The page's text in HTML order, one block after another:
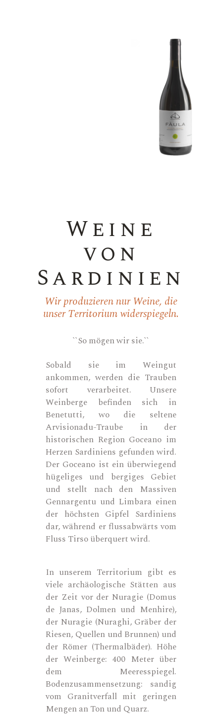
Weine
von
Sardinien
Wir produzieren nur Weine, die
unser Territorium widerspiegeln.
``So mögen wir sie.``
Sobald sie im Weingut
ankommen, werden die Trauben
sofort verarbeitet. Unsere
Weinberge befinden sich in
Benetutti, wo die seltene
Arvisionadu-Traube in der
historischen Region Goceano im
Herzen Sardiniens gefunden wird.
Der Goceano ist ein überwiegend
hügeliges und bergiges Gebiet
und stellt nach den Massiven
Gennargentu und Limbara einen
der höchsten Gipfel Sardiniens
dar, während er flussabwärts vom
Fluss Tirso überquert wird.
In unserem Territorium gibt es
viele archäologische Stätten aus
der Zeit vor der Nuragie (Domus
de Janas, Dolmen und Menhire),
der Nuragie (Nuraghi, Gräber der
Riesen, Quellen und Brunnen) und
der Römer (Thermalbäder). Höhe
der Weinberge: 400 Meter über
dem Meeresspiegel.
Bodenzusammensetzung: sandig
vom Granitverfall mit geringen
Mengen an Ton und Quarz.